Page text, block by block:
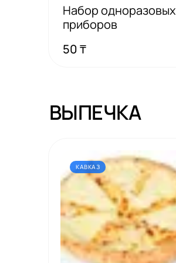
Набор одноразовых
приборов
50 ₸
ВЫПЕЧКА
КАВКАЗ